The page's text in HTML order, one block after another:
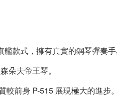
款式，擁有真實的鋼琴彈奏
朵夫帝王琴。
前身 P-515 展現極大的進步。